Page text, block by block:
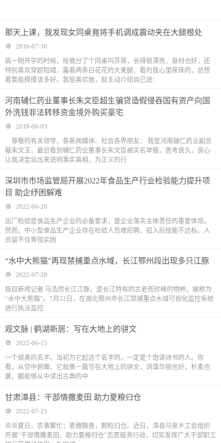
那天上课，我发现女同桌竟将手机调成震动夹在大腿根处
2016-07-30
高一刚开学的时候，给我分了个同桌叫苏菲，长得很漂亮，身材也好，还
特别喜欢穿超短裙，露着两条白花花的大美腿，看的我心里痒痒的，总想
着要能摸摸该多好。我挺喜欢她，就主动介绍自己说：
河南辅仁药业董事长朱文臣超生骗贷造假侵吞国有资产向国
外洗钱非法转移资金境外购买豪宅
2018-08-03
尊敬的有关领导、各新闻媒体、社会各界朋友： 我是河南辅仁药业副总
裁朱文玉，最近看到辅仁药业董事长朱文臣被实名举报，思考良久，良心
让我决定站出来说明事实真相，为正义的行
深圳市市场监管局开展2022年食品生产行业检验能力提升项
目 助企纾困解难
2022-06-20
出厂检验是食品生产企业的必备要求，是企业落实主体责任的重要体现。
然而，中小型食品生产企业存在检验人员难招聘、招入后技能不达标、人
员留不住等现实困
“水中大熊猫”再现禁捕重点水域，长江鄂州段出现多只江豚
2022-07-28
极目新闻记者 马浩然长江江豚，是长江特有的古老而珍稀的物种，被称为
“水中大熊猫”。7月22日，在湖北鄂州市长江禁捕重点水域可视化监控系统
进行执法监控
观文脉 | 鹤湖新居：写在大地上的骈文
2022-06-15
一个很美的名字。当初为它起这个名字的，一定是个饱读诗书的人。你
看，从空中俯瞰，它就像一篇写在大地上的骈文，词藻华丽也好，朴素也
罢，都能够从中读出古典的中
甘肃漳县：干部情撒麦田 助力夏粮归仓
2022-07-25
炎炎夏日，农事繁忙；麦穗飘香，颗粒归仓。近日，漳县马泉乡工会组织
开展“干部情撒麦田，助力夏粮归仓”志愿服务行动，切实发挥广大干部职工